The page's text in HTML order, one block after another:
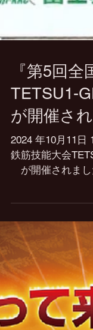
『第5回全
TETSU1-
が開催さ
2024 年10月11
が開催されまし
大会初めての外
り、今までにな
なり...